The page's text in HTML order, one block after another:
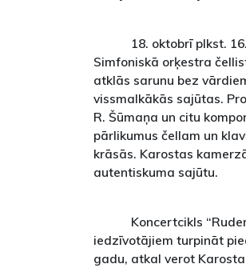
18. oktobrī plkst.
Simfoniskā orķestra
atklās sarunu bez
vissmalkākās sajūtas.
R. Šūmaņa un citu
pārlikumus čellam un
krāsās. Karostas
autentiskuma sajūtu.
Koncertcikls
iedzīvotājiem turpināt
gadu, atkal verot